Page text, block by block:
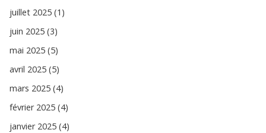
juillet 2025 (1)
juin 2025 (3)
mai 2025 (5)
avril 2025 (5)
mars 2025 (4)
février 2025 (4)
janvier 2025 (4)